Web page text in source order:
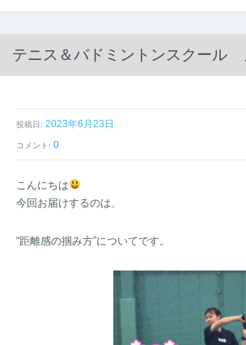
テニス＆バドミントンスクール
TWITTER
投稿日: 2023年6月23日
コメント: 0
こんにちは
今回お届けするのは、
“距離感の掴み方”についてです。